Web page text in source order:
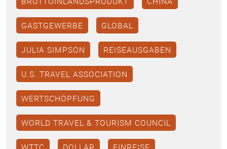
GASTGEWERBE GLOBAL
JULIA SIMPSON REISEAUSGABEN
U.S. TRAVEL ASSOCIATION
WERTSCHÖPFUNG
WORLD TRAVEL & TOURISM COUNCIL